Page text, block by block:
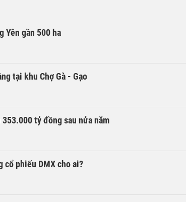
Yên gần 500 ha
tại khu Chợ Gà - Gạo
tỷ đồng sau nửa năm
cổ phiếu DMX cho ai?